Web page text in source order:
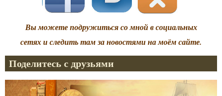
Вы можете подружиться со мной в социальных
сетях и следить там за новостями на моём сайте.
Поделитесь с друзьями